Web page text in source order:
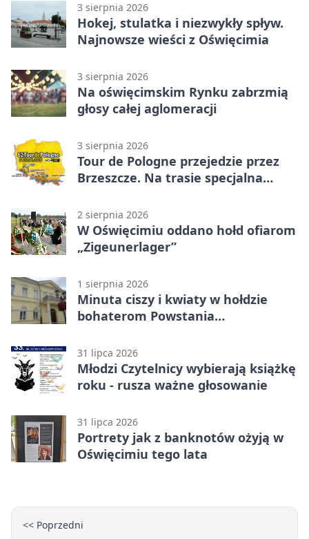
3 sierpnia 2026
Hokej, stulatka i niezwykły spływ.
Najnowsze wieści z Oświęcimia
3 sierpnia 2026
Na oświęcimskim Rynku zabrzmią
głosy całej aglomeracji
3 sierpnia 2026
Tour de Pologne przejedzie przez
Brzeszcze. Na trasie specjalna
2 sierpnia 2026
W Oświęcimiu oddano hołd ofiarom
„Zigeunerlager”
1 sierpnia 2026
Minuta ciszy i kwiaty w hołdzie
bohaterom Powstania
31 lipca 2026
Młodzi Czytelnicy wybierają książkę
roku - rusza ważne głosowanie
31 lipca 2026
Portrety jak z banknotów ożyją w
Oświęcimiu tego lata
<< Poprzedni